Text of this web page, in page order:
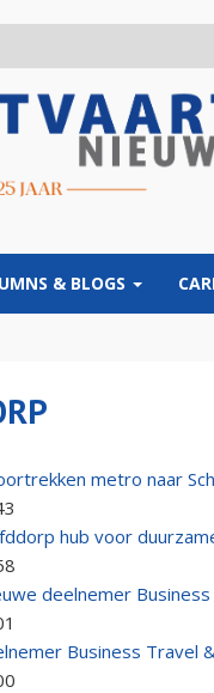
& BLOGS
metro naar
hub voor
deelnemer
Business Travel